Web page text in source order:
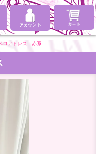
ロアドレス 赤系